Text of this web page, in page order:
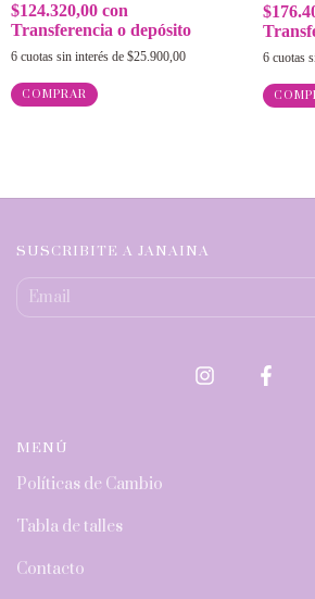
$124.320,00 con
Transferencia o depósito
6 cuotas sin interés de $25.900,00
COMPRAR
6 cuotas
SUSCRIBITE A JANAINA
MENÚ
Políticas de Cambio
Tabla de talles
Contacto